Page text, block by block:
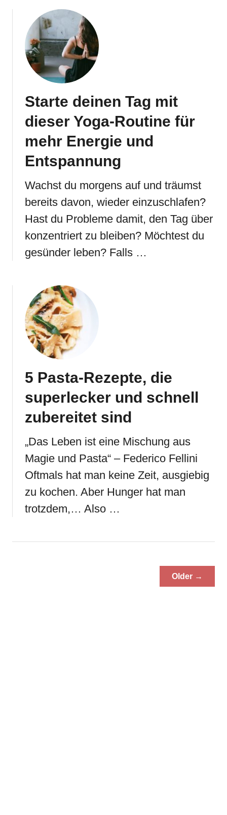
Starte deinen Tag mit
dieser Yoga‑Routine für
mehr Energie und
Entspannung
Wachst du morgens auf und träumst
bereits davon, wieder einzuschlafen?
Hast du Probleme damit, den Tag über
konzentriert zu bleiben? Möchtest du
gesünder leben? Falls …
5 Pasta-Rezepte, die
superlecker und schnell
zubereitet sind
„Das Leben ist eine Mischung aus
Magie und Pasta“ – Federico Fellini
Oftmals hat man keine Zeit, ausgiebig
zu kochen. Aber Hunger hat man
trotzdem,… Also …
Older →